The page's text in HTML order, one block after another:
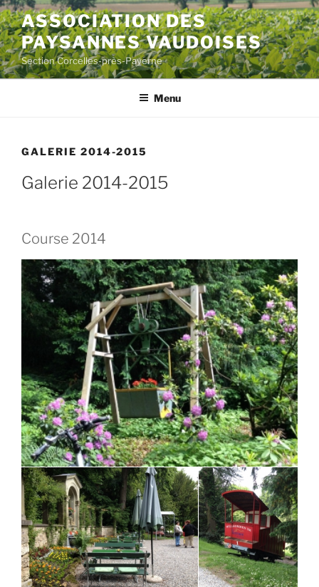
Aller
au
contenu
principal
ASSOCIATION DES
PAYSANNES VAUDOISES
Section Corcelles-près-Payerne
Menu
GALERIE 2014-2015
Galerie 2014-2015
Course 2014